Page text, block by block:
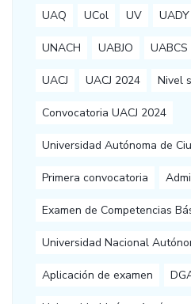
UAQ UCol UV UADY
UNACH UABJO UABCS
UACJ UACJ 2024 Nivel
Convocatoria UACJ 2024
Universidad Autónoma de
Primera convocatoria
Examen de Competencias
Universidad Nacional
Aplicación de examen